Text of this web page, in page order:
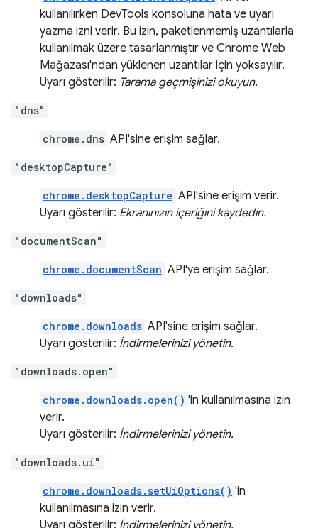
kullanılırken DevTools konsoluna hata ve uyarı
yazma izni verir. Bu izin, paketlenmemiş uzantılarla
kullanılmak üzere tasarlanmıştır ve Chrome Web
Mağazası'ndan yüklenen uzantılar için yoksayılır.
Uyarı gösterilir: Tarama geçmişinizi okuyun.
"dns"
chrome.dns API'sine erişim sağlar.
"desktopCapture"
chrome.desktopCapture API'sine erişim verir.
Uyarı gösterilir: Ekranınızın içeriğini kaydedin.
"documentScan"
chrome.documentScan API'ye erişim sağlar.
"downloads"
chrome.downloads API'sine erişim sağlar.
Uyarı gösterilir: İndirmelerinizi yönetin.
"downloads.open"
chrome.downloads.open() 'in kullanılmasına izin
verir.
Uyarı gösterilir: İndirmelerinizi yönetin.
"downloads.ui"
chrome.downloads.setUiOptions() 'in
kullanılmasına izin verir.
Uyarı gösterilir: İndirmelerinizi yönetin.